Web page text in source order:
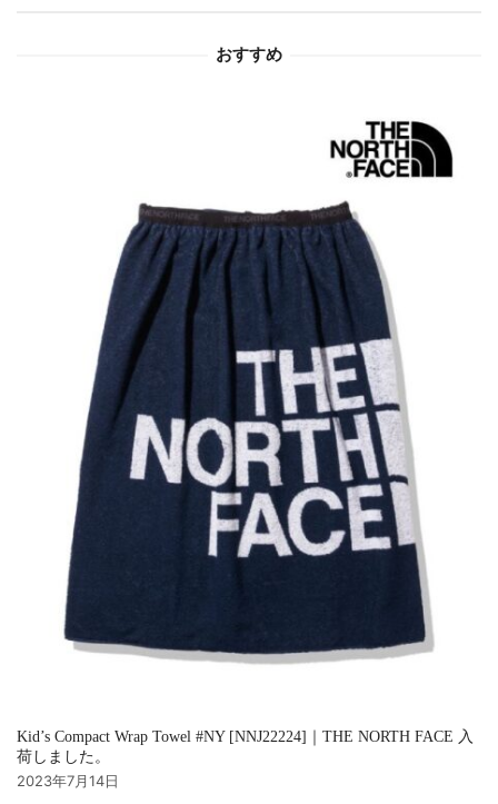
おすすめ
Kid’s Compact Wrap Towel #NY [NNJ22224]｜THE NORTH FACE 入
荷しました。
2023年7月14日